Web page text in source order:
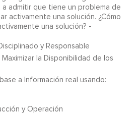
admitir que tiene un problema de
activamente una solución. ¿Cómo
una solución? -
y Responsable
la Disponibilidad de los
a Información real usando:
y Operación